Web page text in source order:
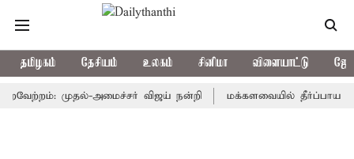
தமிழகம் தேசியம் உலகம் சினிமா விளையாட்டு
முதல்-அமைச்சர் விஜய் நன்றி மக்களவையில் தீர்ப்பாய